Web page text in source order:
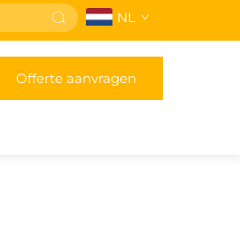
NL
Offerte aanvragen